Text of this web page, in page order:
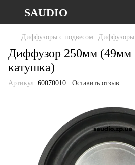
SAUDIO
Диффузоры с подвесом Диффузоры
Диффузор 250мм (49мм
катушка)
Артикул: 60070010 Оставить отзыв